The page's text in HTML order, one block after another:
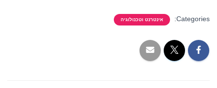
Categories: אינטרנט וטכנולוגיה